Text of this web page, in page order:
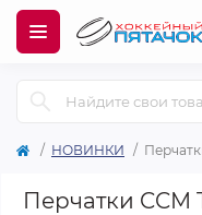
НОВИНКИ
Перчатки CCM